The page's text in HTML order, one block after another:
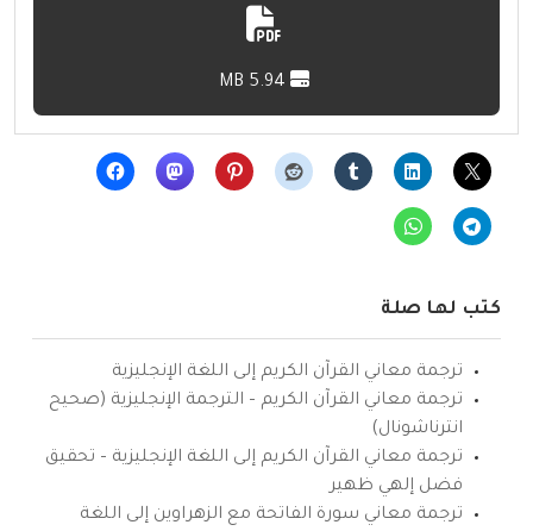
كتب لها صلة
ترجمة معاني القرآن الكريم إلى اللغة الإنجليزية
ترجمة معاني القرآن الكريم – الترجمة الإنجليزية (صحيح
انترناشونال)
ترجمة معاني القرآن الكريم إلى اللغة الإنجليزية – تحقيق
فضل إلهي ظهير
ترجمة معاني سورة الفاتحة مع الزهراوين إلى اللغة